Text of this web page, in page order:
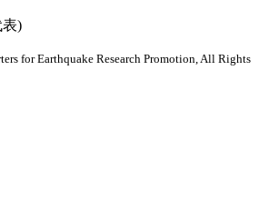
表)
for Earthquake Research Promotion, All Rights